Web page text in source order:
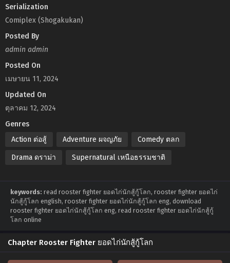
Serialization
Comiplex (Shogakukan)
Posted By
admin admin
Posted On
เมษายน 11, 2024
Updated On
ตุลาคม 12, 2024
Genres
Action ต่อสู้
Adventure ผจญภัย Comedy ตลก
Drama ดราม่า Supernatural เหนือธรรมชาติ
keywords: read rooster fighter ยอดไก่นักสู้กู้โลก, rooster fighter ยอดไก่
นักสู้กู้โลก english, rooster fighter ยอดไก่นักสู้กู้โลก eng, download
rooster fighter ยอดไก่นักสู้กู้โลก eng, read rooster fighter ยอดไก่นักสู้กู้
โลก online
Chapter Rooster Fighter ยอดไก่นักสู้กู้โลก